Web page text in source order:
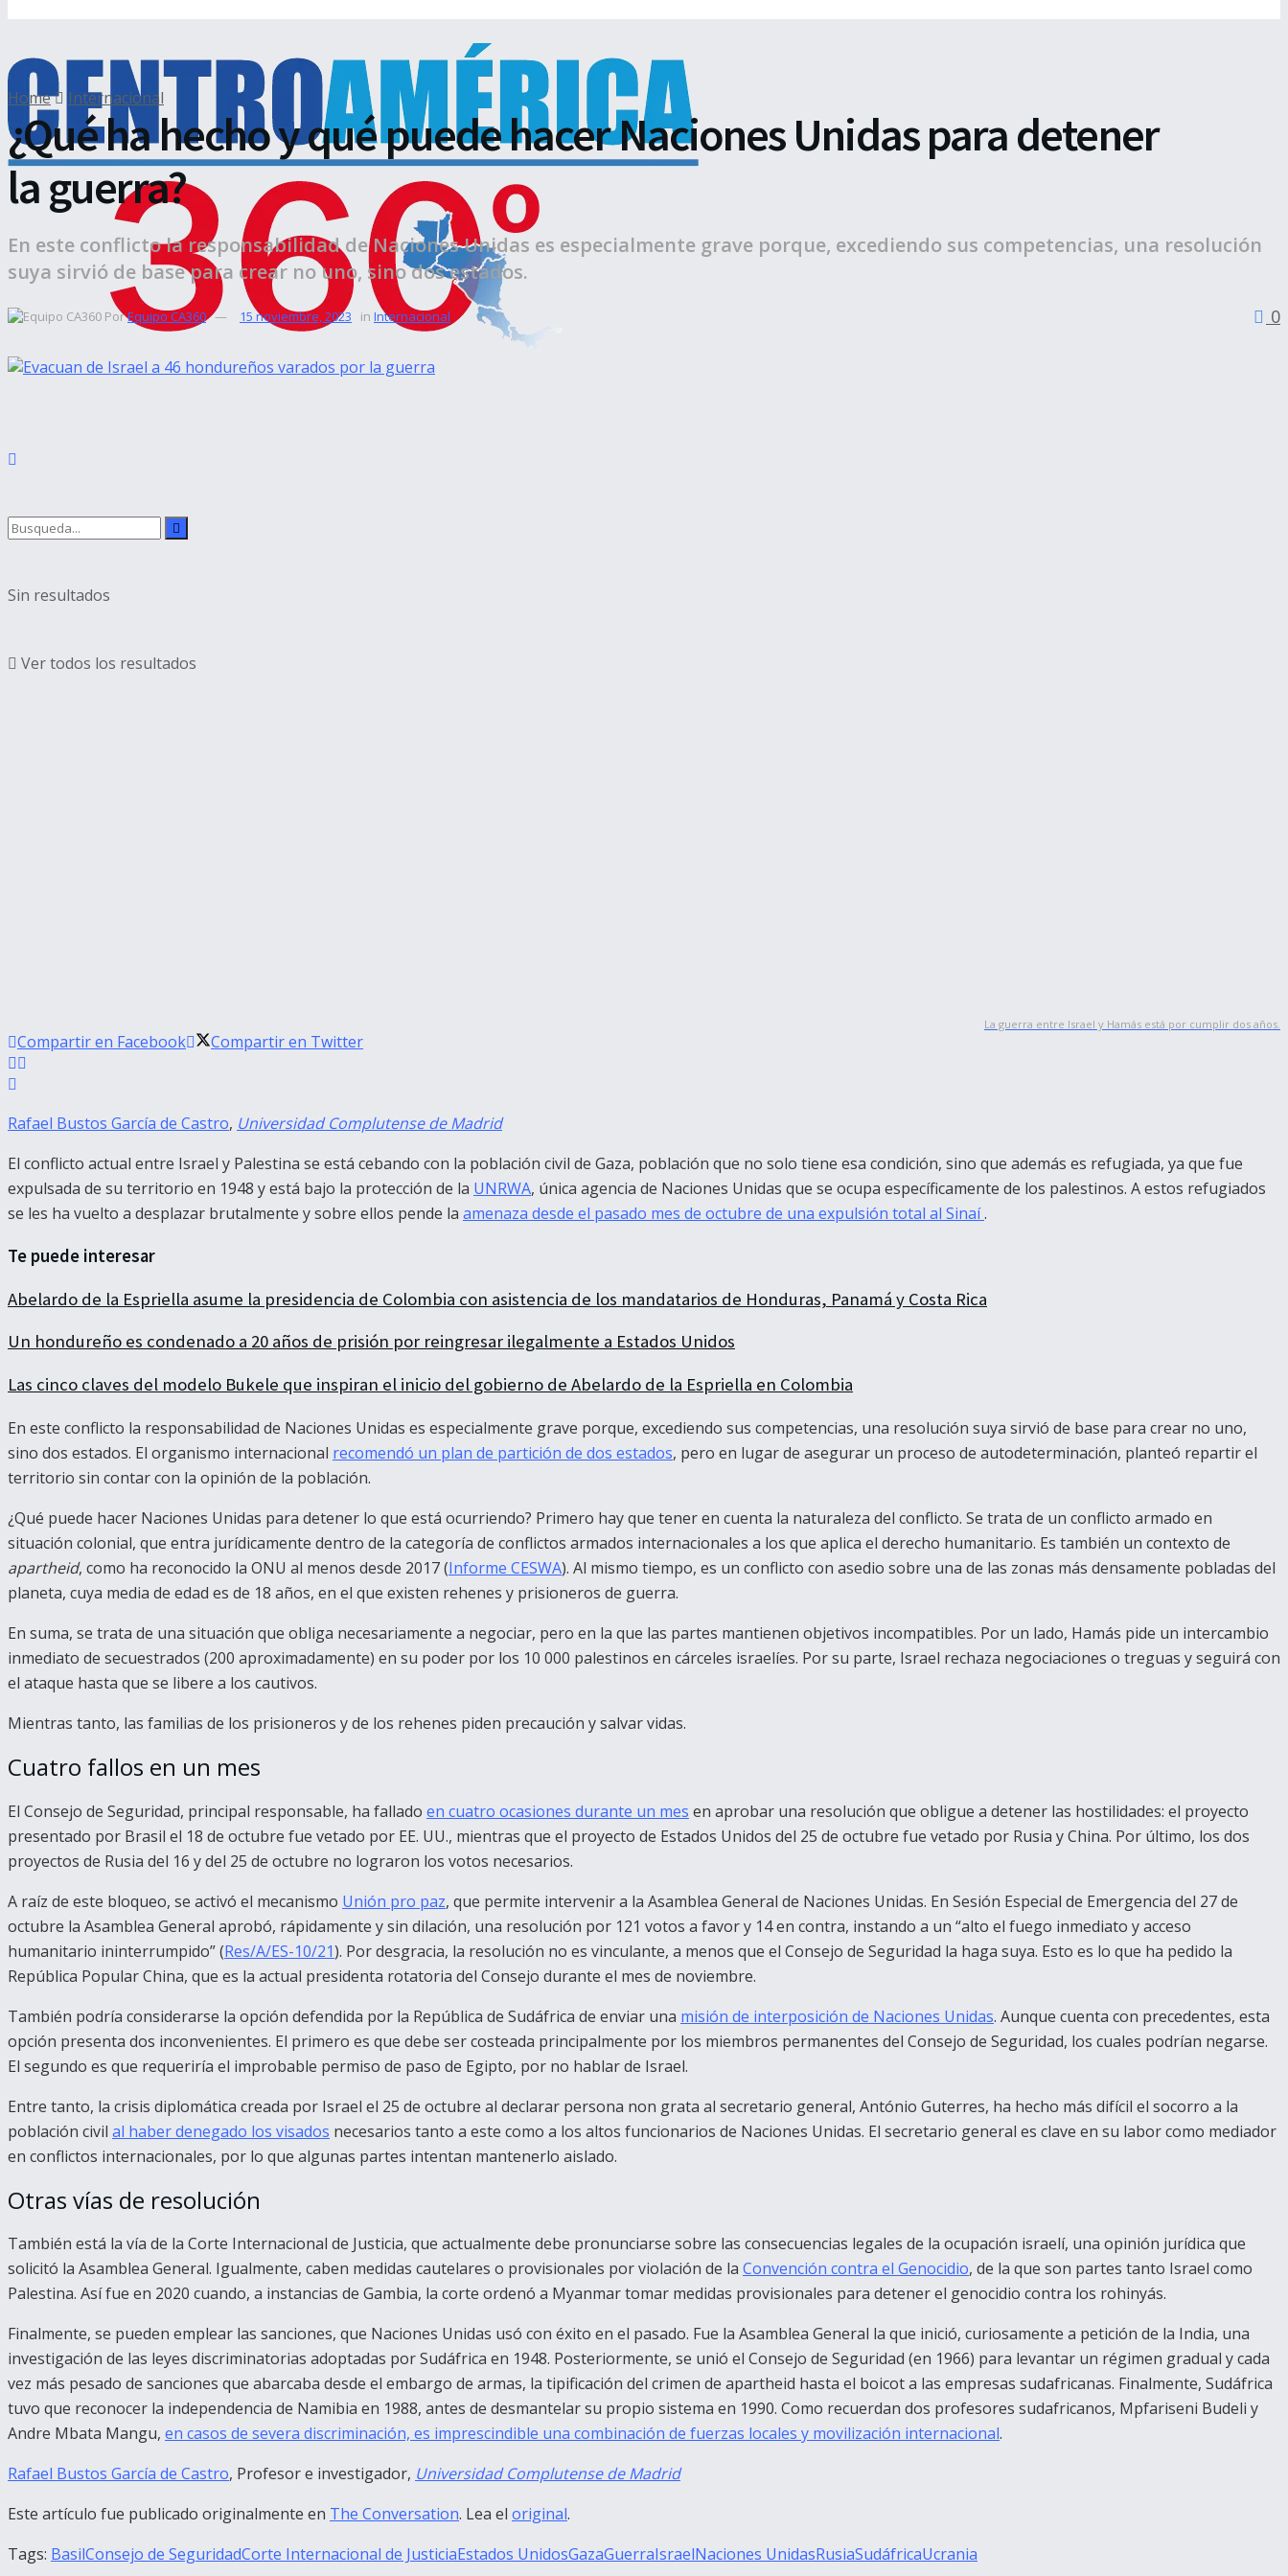
Sin resultados
Ver todos los resultados
Home Internacional
¿Qué ha hecho y qué puede hacer Naciones Unidas para detener
la guerra?
En este conflicto la responsabilidad de Naciones Unidas es especialmente grave porque, excediendo sus competencias, una resolución
suya sirvió de base para crear no uno, sino dos estados.
PorEquipo CA360 15 noviembre, 2023 in Internacional 0
La guerra entre Israel y Hamás está por cumplir dos años.
Compartir en Facebook Compartir en Twitter
Rafael Bustos García de Castro, Universidad Complutense de Madrid
El conflicto actual entre Israel y Palestina se está cebando con la población civil de Gaza, población que no solo tiene esa condición, sino que además es refugiada, ya que fue
expulsada de su territorio en 1948 y está bajo la protección de la UNRWA, única agencia de Naciones Unidas que se ocupa específicamente de los palestinos. A estos refugiados
se les ha vuelto a desplazar brutalmente y sobre ellos pende la amenaza desde el pasado mes de octubre de una expulsión total al Sinaí.
Te puede interesar
Abelardo de la Espriella asume la presidencia de Colombia con asistencia de los mandatarios de Honduras, Panamá y Costa Rica
Un hondureño es condenado a 20 años de prisión por reingresar ilegalmente a Estados Unidos
Las cinco claves del modelo Bukele que inspiran el inicio del gobierno de Abelardo de la Espriella en Colombia
En este conflicto la responsabilidad de Naciones Unidas es especialmente grave porque, excediendo sus competencias, una resolución suya sirvió de base para crear no uno,
sino dos estados. El organismo internacional recomendó un plan de partición de dos estados, pero en lugar de asegurar un proceso de autodeterminación, planteó repartir el
territorio sin contar con la opinión de la población.
¿Qué puede hacer Naciones Unidas para detener lo que está ocurriendo? Primero hay que tener en cuenta la naturaleza del conflicto. Se trata de un conflicto armado en
situación colonial, que entra jurídicamente dentro de la categoría de conflictos armados internacionales a los que aplica el derecho humanitario. Es también un contexto de
apartheid, como ha reconocido la ONU al menos desde 2017 (Informe CESWA). Al mismo tiempo, es un conflicto con asedio sobre una de las zonas más densamente pobladas del
planeta, cuya media de edad es de 18 años, en el que existen rehenes y prisioneros de guerra.
En suma, se trata de una situación que obliga necesariamente a negociar, pero en la que las partes mantienen objetivos incompatibles. Por un lado, Hamás pide un intercambio
inmediato de secuestrados (200 aproximadamente) en su poder por los 10 000 palestinos en cárceles israelíes. Por su parte, Israel rechaza negociaciones o treguas y seguirá con
el ataque hasta que se libere a los cautivos.
Mientras tanto, las familias de los prisioneros y de los rehenes piden precaución y salvar vidas.
Cuatro fallos en un mes
El Consejo de Seguridad, principal responsable, ha fallado en cuatro ocasiones durante un mes en aprobar una resolución que obligue a detener las hostilidades: el proyecto
presentado por Brasil el 18 de octubre fue vetado por EE. UU., mientras que el proyecto de Estados Unidos del 25 de octubre fue vetado por Rusia y China. Por último, los dos
proyectos de Rusia del 16 y del 25 de octubre no lograron los votos necesarios.
A raíz de este bloqueo, se activó el mecanismo Unión pro paz, que permite intervenir a la Asamblea General de Naciones Unidas. En Sesión Especial de Emergencia del 27 de
octubre la Asamblea General aprobó, rápidamente y sin dilación, una resolución por 121 votos a favor y 14 en contra, instando a un “alto el fuego inmediato y acceso
humanitario ininterrumpido” (Res/A/ES-10/21). Por desgracia, la resolución no es vinculante, a menos que el Consejo de Seguridad la haga suya. Esto es lo que ha pedido la
República Popular China, que es la actual presidenta rotatoria del Consejo durante el mes de noviembre.
También podría considerarse la opción defendida por la República de Sudáfrica de enviar una misión de interposición de Naciones Unidas. Aunque cuenta con precedentes, esta
opción presenta dos inconvenientes. El primero es que debe ser costeada principalmente por los miembros permanentes del Consejo de Seguridad, los cuales podrían negarse.
El segundo es que requeriría el improbable permiso de paso de Egipto, por no hablar de Israel.
Entre tanto, la crisis diplomática creada por Israel el 25 de octubre al declarar persona non grata al secretario general, António Guterres, ha hecho más difícil el socorro a la
población civil al haber denegado los visados necesarios tanto a este como a los altos funcionarios de Naciones Unidas. El secretario general es clave en su labor como mediador
en conflictos internacionales, por lo que algunas partes intentan mantenerlo aislado.
Otras vías de resolución
También está la vía de la Corte Internacional de Justicia, que actualmente debe pronunciarse sobre las consecuencias legales de la ocupación israelí, una opinión jurídica que
solicitó la Asamblea General. Igualmente, caben medidas cautelares o provisionales por violación de la Convención contra el Genocidio, de la que son partes tanto Israel como
Palestina. Así fue en 2020 cuando, a instancias de Gambia, la corte ordenó a Myanmar tomar medidas provisionales para detener el genocidio contra los rohinyás.
Finalmente, se pueden emplear las sanciones, que Naciones Unidas usó con éxito en el pasado. Fue la Asamblea General la que inició, curiosamente a petición de la India, una
investigación de las leyes discriminatorias adoptadas por Sudáfrica en 1948. Posteriormente, se unió el Consejo de Seguridad (en 1966) para levantar un régimen gradual y cada
vez más pesado de sanciones que abarcaba desde el embargo de armas, la tipificación del crimen de apartheid hasta el boicot a las empresas sudafricanas. Finalmente, Sudáfrica
tuvo que reconocer la independencia de Namibia en 1988, antes de desmantelar su propio sistema en 1990. Como recuerdan dos profesores sudafricanos, Mpfariseni Budeli y
Andre Mbata Mangu, en casos de severa discriminación, es imprescindible una combinación de fuerzas locales y movilización internacional.
Rafael Bustos García de Castro, Profesor e investigador, Universidad Complutense de Madrid
Este artículo fue publicado originalmente en The Conversation. Lea el original.
Tags: BasilConsejo de SeguridadCorte Internacional de JusticiaEstados UnidosGazaGuerraIsraelNaciones UnidasRusiaSudáfricaUcrania